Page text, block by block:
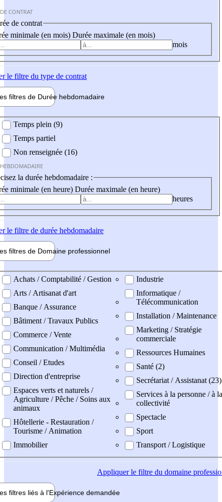
CONTRAT
de contrat
minimale (en mois) Durée maximale (en mois)
mois
le filtre du type de contrat
filtres de Durée hebdomadaire
Temps plein (9)
Temps partiel
Non renseignée (16)
la durée hebdomadaire :
minimale (en heure) Durée maximale (en heure)
heures
le filtre de durée hebdomadaire
filtres de Domaine professionnel
professionel
Achats / Comptabilité / Gestion
Arts / Artisanat d'art
Banque / Assurance
Bâtiment / Travaux Publics
Commerce / Vente
Communication / Multimédia
Conseil / Etudes
Direction d'entreprise
Espaces verts et naturels /
Agriculture / Pêche / Soins aux
animaux
Hôtellerie - Restauration /
Tourisme / Animation
Immobilier
Industrie
Informatique /
Télécommunication
Installation / Maintenance
Marketing / Stratégie
commerciale
Ressources Humaines
Santé (2)
Secrétariat / Assistanat (23)
Services à la personne / à la
collectivité
Spectacle
Sport
Transport / Logistique
Appliquerle filtre du domaine
filtres liés à l'Expérience demandée